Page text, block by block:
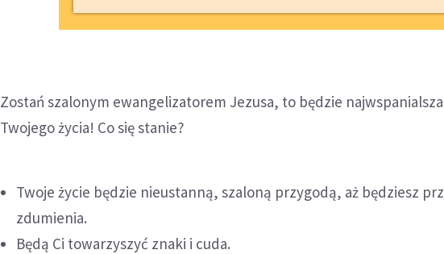
Zostań szalonym ewangelizatorem Jezusa, to będzie
Twojego życia! Co się stanie?
Twoje życie będzie nieustanną, szaloną przygodą, aż będziesz
zdumienia.
Będą Ci towarzyszyć znaki i cuda.